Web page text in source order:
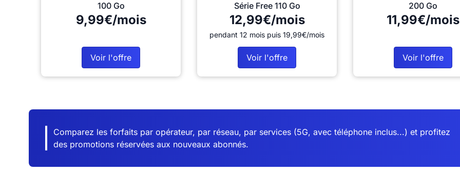
100 Go
9,99€/mois
Voir l'offre
Série Free 110 Go
12,99€/mois
pendant 12 mois puis 19,99€/mois
Voir l'offre
200 Go
11,99€/mois
Voir l'offre
Comparez les forfaits par opérateur, par réseau, par services (5G, avec téléphone inclus...) et profitez
des promotions réservées aux nouveaux abonnés.